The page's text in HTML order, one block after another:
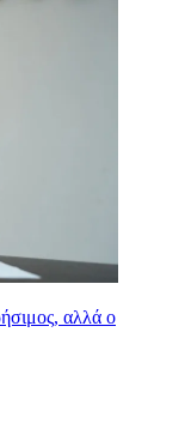
αλλά ο